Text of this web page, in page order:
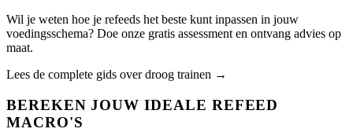
Wil je weten hoe je refeeds het beste kunt inpassen in jouw
voedingsschema? Doe onze gratis assessment en ontvang advies op
maat.
Lees de complete gids over droog trainen →
BEREKEN JOUW IDEALE REFEED
MACRO'S